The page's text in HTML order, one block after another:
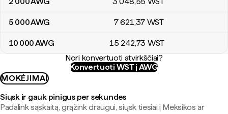
5 000AWG 7 621,37 WST
10 000AWG 15 242,73 WST
Nori konvertuoti atvirkščiai?
Konvertuoti WST į AWG
MOKĖJIMAI
Siųsk ir gauk pinigus per sekundes
Padalink sąskaitą, grąžink draugui, siųsk tiesiai į Meksikos ar